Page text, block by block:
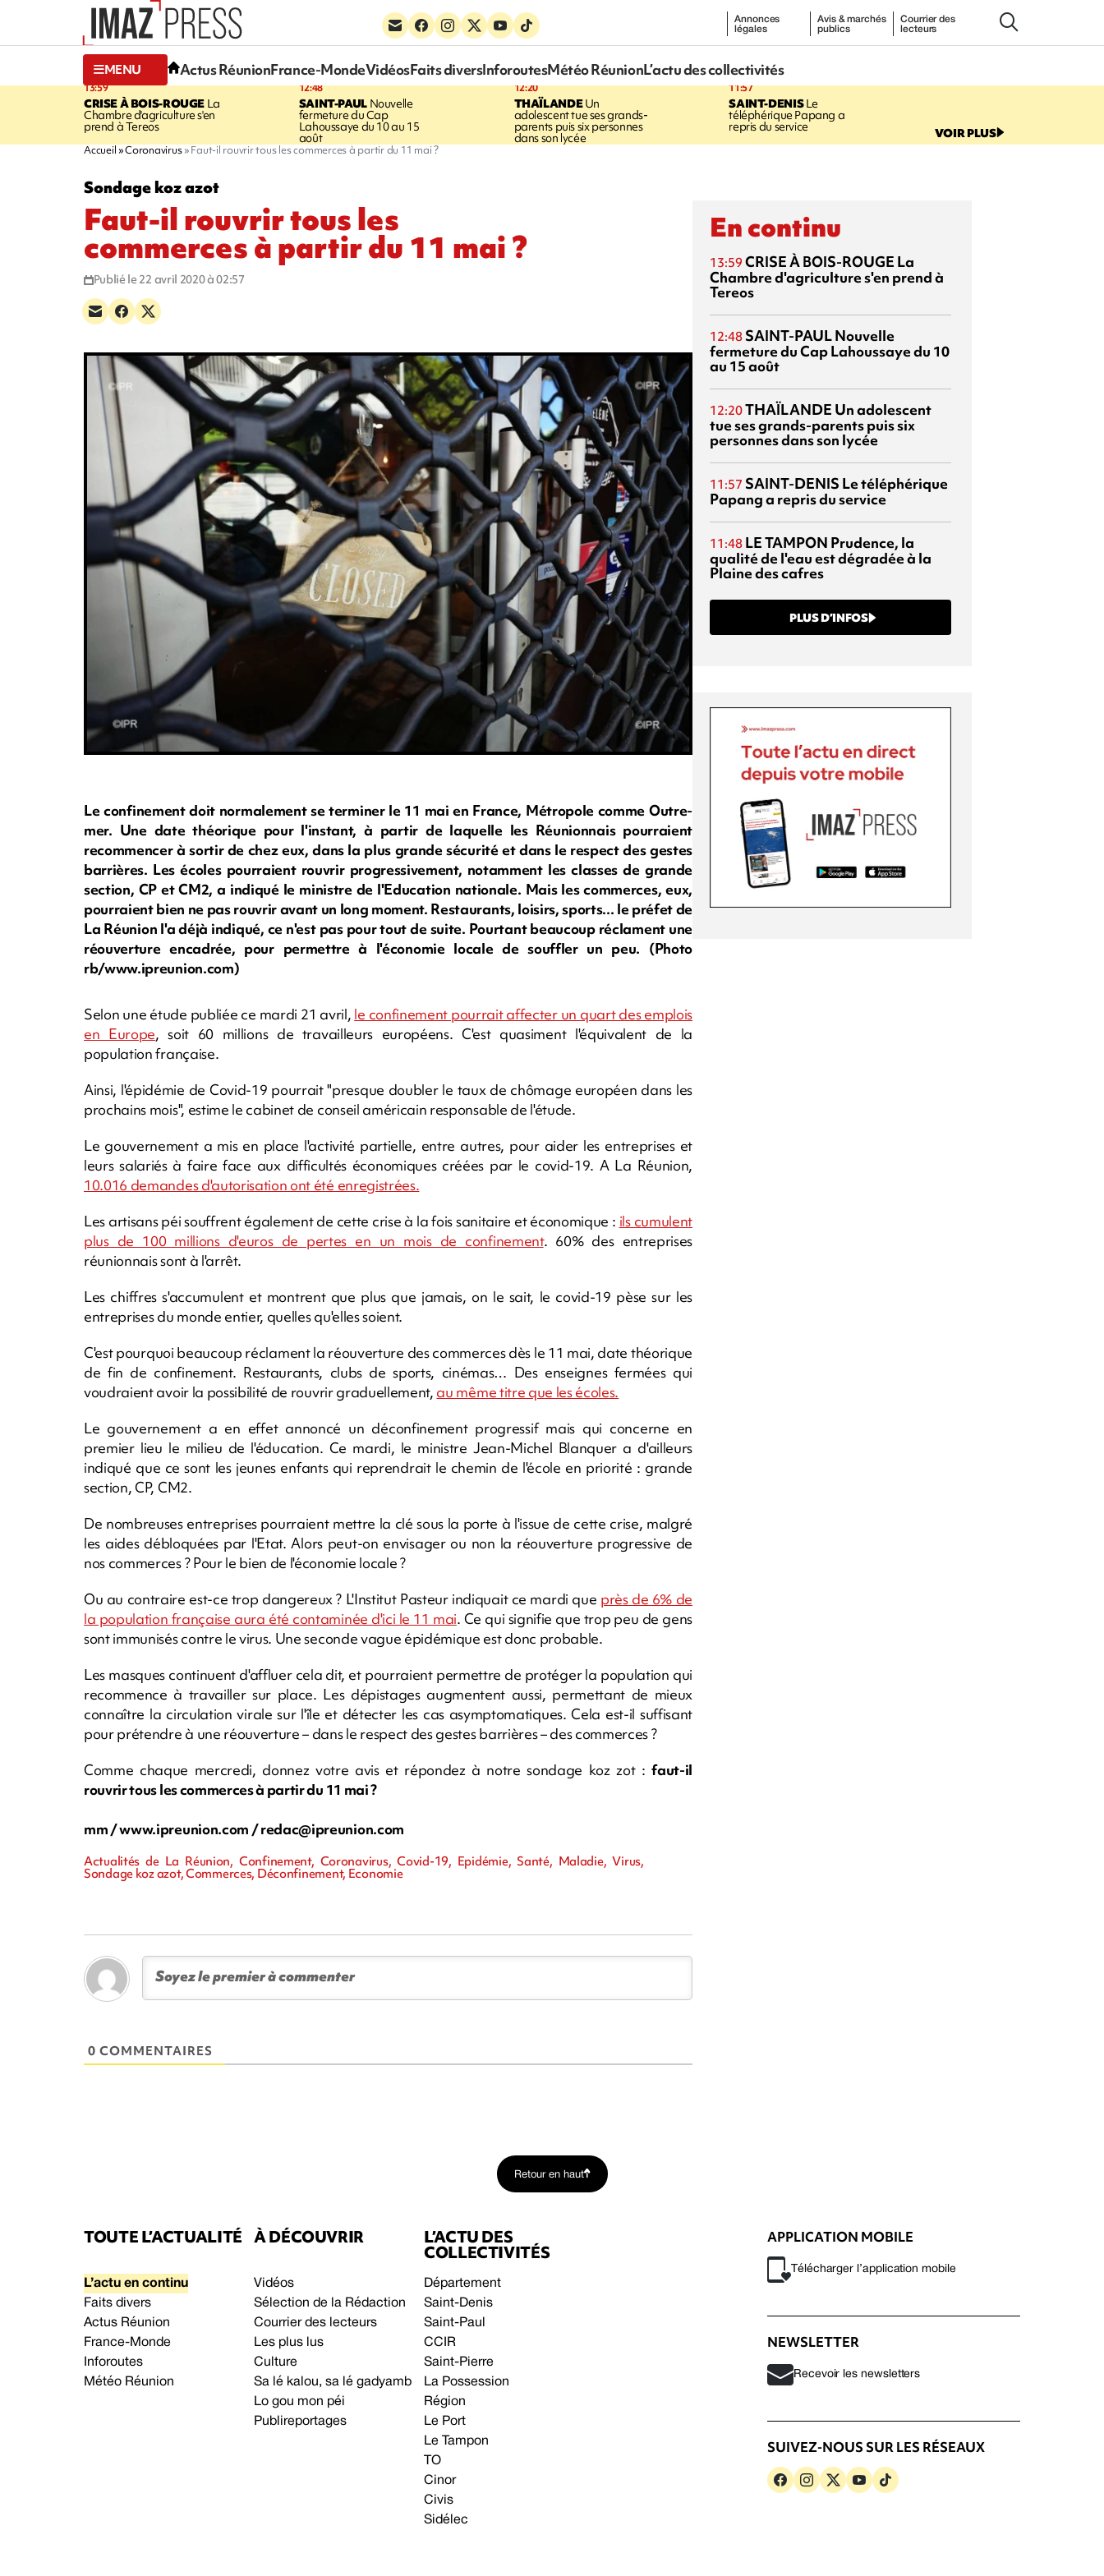
Annonces
légales
Avis & marchés
publics
Courrier des
lecteurs
MENU Actus RéunionFrance-MondeVidéosFaits diversInforoutesMétéo RéunionL’actu des collectivités
13:59
CRISE À BOIS-ROUGELa
Chambre d'agriculture s'en
prend à Tereos
12:48
SAINT-PAULNouvelle
fermeture du Cap
Lahoussaye du 10 au 15
août
12:20
THAÏLANDEUn
adolescent tue ses grands-
parents puis six personnes
dans son lycée
11:57
SAINT-DENISLe
téléphérique Papang a
repris du service VOIR PLUS
Accueil Coronavirus Faut-il rouvrir tous les commerces à partir du 11 mai ?
Sondage koz azot
Faut-il rouvrir tous les
commerces à partir du 11 mai ?
Publié le 22 avril 2020 à 02:57
Le confinement doit normalement se terminer le 11 mai en France, Métropole comme Outre-
mer. Une date théorique pour l'instant, à partir de laquelle les Réunionnais pourraient
recommencer à sortir de chez eux, dans la plus grande sécurité et dans le respect des gestes
barrières. Les écoles pourraient rouvrir progressivement, notamment les classes de grande
section, CP et CM2, a indiqué le ministre de l'Education nationale. Mais les commerces, eux,
pourraient bien ne pas rouvrir avant un long moment. Restaurants, loisirs, sports... le préfet de
La Réunion l'a déjà indiqué, ce n'est pas pour tout de suite. Pourtant beaucoup réclament une
réouverture encadrée, pour permettre à l'économie locale de souffler un peu. (Photo
rb/www.ipreunion.com)
Selon une étude publiée ce mardi 21 avril, le confinement pourrait affecter un quart des emplois
en Europe, soit 60 millions de travailleurs européens. C'est quasiment l'équivalent de la
population française.
Ainsi, l'épidémie de Covid-19 pourrait "presque doubler le taux de chômage européen dans les
prochains mois", estime le cabinet de conseil américain responsable de l'étude.
Le gouvernement a mis en place l'activité partielle, entre autres, pour aider les entreprises et
leurs salariés à faire face aux difficultés économiques créées par le covid-19. A La Réunion,
10.016 demandes d'autorisation ont été enregistrées.
Les artisans péi souffrent également de cette crise à la fois sanitaire et économique : ils cumulent
plus de 100 millions d'euros de pertes en un mois de confinement. 60% des entreprises
réunionnais sont à l'arrêt.
Les chiffres s'accumulent et montrent que plus que jamais, on le sait, le covid-19 pèse sur les
entreprises du monde entier, quelles qu'elles soient.
C'est pourquoi beaucoup réclament la réouverture des commerces dès le 11 mai, date théorique
de fin de confinement. Restaurants, clubs de sports, cinémas… Des enseignes fermées qui
voudraient avoir la possibilité de rouvrir graduellement, au même titre que les écoles.
Le gouvernement a en effet annoncé un déconfinement progressif mais qui concerne en
premier lieu le milieu de l'éducation. Ce mardi, le ministre Jean-Michel Blanquer a d'ailleurs
indiqué que ce sont les jeunes enfants qui reprendrait le chemin de l'école en priorité : grande
section, CP, CM2.
De nombreuses entreprises pourraient mettre la clé sous la porte à l'issue de cette crise, malgré
les aides débloquées par l'Etat. Alors peut-on envisager ou non la réouverture progressive de
nos commerces ? Pour le bien de l'économie locale ?
Ou au contraire est-ce trop dangereux ? L'Institut Pasteur indiquait ce mardi que près de 6% de
la population française aura été contaminée d'ici le 11 mai. Ce qui signifie que trop peu de gens
sont immunisés contre le virus. Une seconde vague épidémique est donc probable.
Les masques continuent d'affluer cela dit, et pourraient permettre de protéger la population qui
recommence à travailler sur place. Les dépistages augmentent aussi, permettant de mieux
connaître la circulation virale sur l'île et détecter les cas asymptomatiques. Cela est-il suffisant
pour prétendre à une réouverture – dans le respect des gestes barrières – des commerces ?
Comme chaque mercredi, donnez votre avis et répondez à notre sondage koz zot :faut-il
rouvrir tous les commerces à partir du 11 mai ?
mm / www.ipreunion.com /redac@ipreunion.com
Actualités de La Réunion, Confinement, Coronavirus, Covid-19, Epidémie, Santé, Maladie, Virus,
Sondage koz azot, Commerces, Déconfinement, Economie
0 COMMENTAIRES
En continu
13:59 CRISE À BOIS-ROUGE La
Chambre d'agriculture s'en prend à
Tereos
12:48 SAINT-PAULNouvelle
fermeture du Cap Lahoussaye du 10
au 15 août
12:20THAÏLANDE Un adolescent
tue ses grands-parents puis six
personnes dans son lycée
11:57 SAINT-DENIS Le téléphérique
Papang a repris du service
11:48 LE TAMPON Prudence, la
qualité de l'eau est dégradée à la
Plaine des cafres
PLUS D’INFOS
Retour en haut
TOUTE L’ACTUALITÉ
L’actu en continu
Faits divers
Actus Réunion
France-Monde
Inforoutes
Météo Réunion
À DÉCOUVRIR
Vidéos
Sélection de la Rédaction
Courrier des lecteurs
Les plus lus
Culture
Sa lé kalou, sa lé gadyamb
Lo gou mon péi
Publireportages
L’ACTU DES
COLLECTIVITÉS
Département
Saint-Denis
Saint-Paul
CCIR
Saint-Pierre
La Possession
Région
Le Port
Le Tampon
TO
Cinor
Civis
Sidélec
APPLICATION MOBILE
Télécharger l’application mobile
NEWSLETTER
Recevoir les newsletters
SUIVEZ-NOUS SUR LES RÉSEAUX